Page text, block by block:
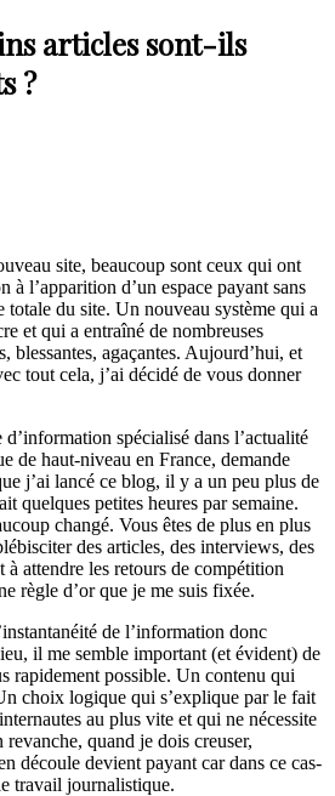
articles sont-ils
?
site, beaucoup sont ceux qui ont
à l’apparition d’un espace payant sans
totale du site. Un nouveau système qui a
et qui a entraîné de nombreuses
blessantes, agaçantes. Aujourd’hui, et
tout cela, j’ai décidé de vous donner
spécialisé dans l’actualité
de haut-niveau en France, demande
j’ai lancé ce blog, il y a un peu plus de
quelques petites heures par semaine.
changé. Vous êtes de plus en plus
des articles, des interviews, des
à attendre les retours de compétition
règle d’or que je me suis fixée.
de l’information donc
il me semble important (et évident) de
rapidement possible. Un contenu qui
choix logique qui s’explique par le fait
au plus vite et qui ne nécessite
quand je dois creuser,
découle devient payant car dans ce cas-
travail journalistique.